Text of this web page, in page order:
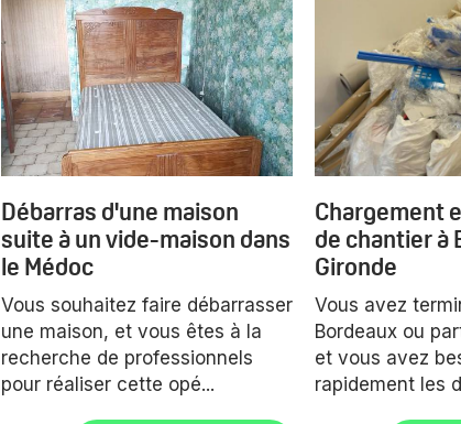
Débarras d'une maison
suite à un vide-maison dans
le Médoc
Vous souhaitez faire débarrasser
une maison, et vous êtes à la
recherche de professionnels
pour réaliser cette opé...
Chargement
de chantier à
Gironde
Vous avez
Bordeaux ou
et vous avez
rapidement les